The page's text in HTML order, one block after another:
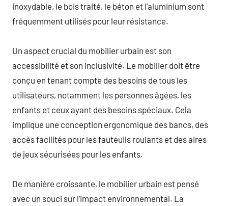
inoxydable, le bois traité, le béton et l’aluminium sont
fréquemment utilisés pour leur résistance.
Un aspect crucial du mobilier urbain est son
accessibilité et son inclusivité. Le mobilier doit être
conçu en tenant compte des besoins de tous les
utilisateurs, notamment les personnes âgées, les
enfants et ceux ayant des besoins spéciaux. Cela
implique une conception ergonomique des bancs, des
accès facilités pour les fauteuils roulants et des aires
de jeux sécurisées pour les enfants.
De manière croissante, le mobilier urbain est pensé
avec un souci sur l’impact environnemental. La